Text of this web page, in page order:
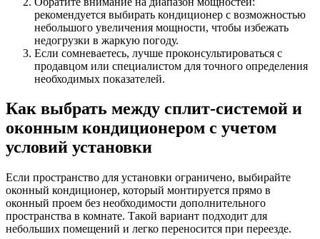
рекомендуется выбирать кондиционер с возможностью
небольшого увеличения мощности, чтобы избежать
недогрузки в жаркую погоду.
Если сомневаетесь, лучше проконсультироваться с
продавцом или специалистом для точного определения
необходимых показателей.
Как выбрать между сплит-системой и
оконным кондиционером с учетом
условий установки
Если пространство для установки ограничено, выбирайте
оконный кондиционер, который монтируется прямо в
оконный проем без необходимости дополнительного
пространства в комнате. Такой вариант подходит для
небольших помещений и легко переносится при переезде.